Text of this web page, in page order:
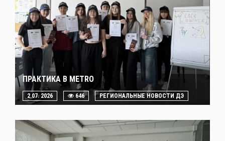
ПРАКТИКА В METRO
2.07. 2026 646 РЕГИОНАЛЬНЫЕ НОВОСТИ ДЭ